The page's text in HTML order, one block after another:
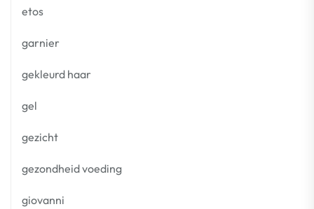
etos
garnier
gekleurd haar
gel
gezicht
gezondheid voeding
giovanni